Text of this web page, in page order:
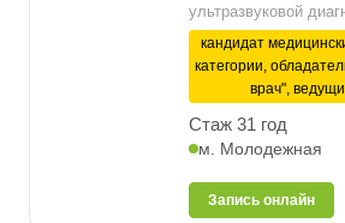
ультразвуковой
кандидат
категории,
врач",
Стаж 31 год
м. Молодежная
Запись онлайн